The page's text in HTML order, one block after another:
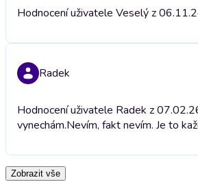
Hodnocení uživatele Veselý z
Radek
Hodnocení uživatele Radek z
vynechám.Nevím, fakt nevím. Je to
Zobrazit vše